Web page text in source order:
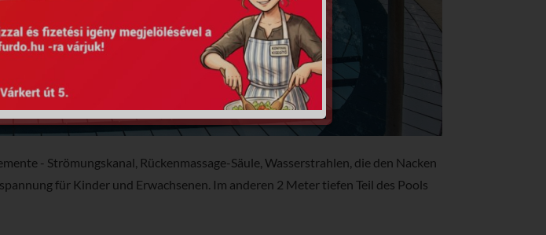
- Strömungskanal, Rückenmassage-Säule, Wasserstrahlen, die den Nacken
für Kinder und Erwachsenen. Im anderen 2 Meter tiefen Teil des Pools